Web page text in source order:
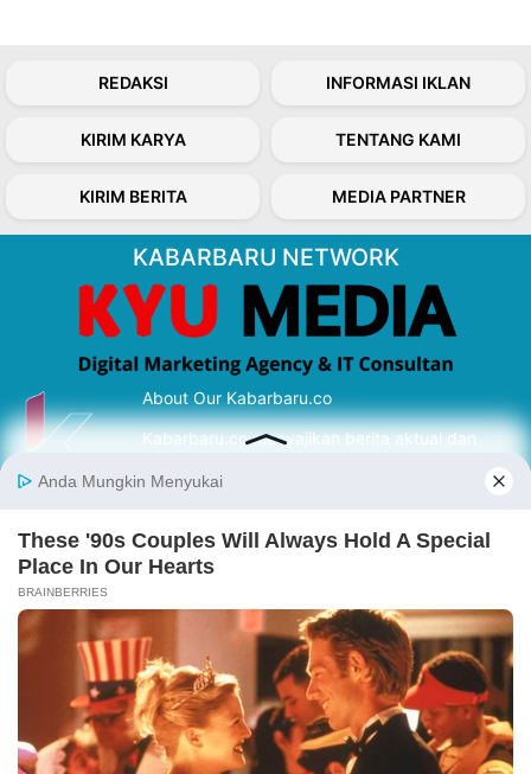
REDAKSI INFORMASI IKLAN
KIRIM KARYA TENTANG KAMI
KIRIM BERITA MEDIA PARTNER
KABARBARU NETWORK
About Our Kabarbaru.co
Kabarbaru.co menyajikan berita aktual dan
serta terverifikasi dari sumber yang tepat.
Follow Kabarbaru
Kabarbaru.co
Copyright © 2026. All rights reserved